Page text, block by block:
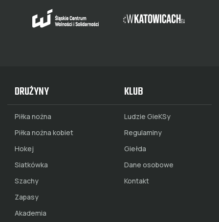
DRUŻYNY
Piłka nożna
Piłka nożna kobiet
Hokej
Siatkówka
Szachy
Zapasy
Akademia
KLUB
Ludzie GieKSy
Regulaminy
Giełda
Dane osobowe
Kontakt